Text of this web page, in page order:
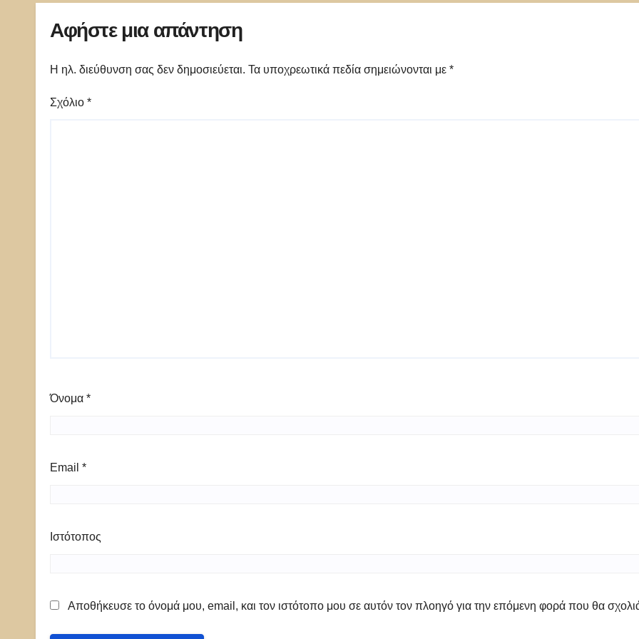
Αφήστε μια απάντηση
Η ηλ. διεύθυνση σας δεν δημοσιεύεται. Τα υποχρεωτικά πεδία σημειώνονται με *
Σχόλιο *
Όνομα *
Email *
Ιστότοπος
Αποθήκευσε το όνομά μου, email, και τον ιστότοπο μου σε αυτόν τον πλοηγό για την επόμενη φορά που θα